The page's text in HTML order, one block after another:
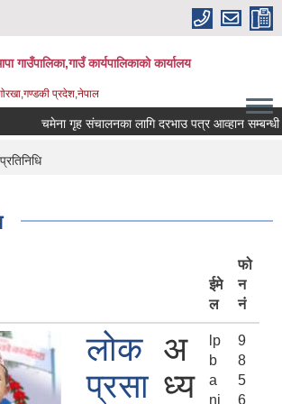
गाउँपालिका,गाउँ कार्यपालिकाकाे कार्यालय
प्रदेश,नेपाल
चमेना गृह संचालनका लागि दरभाउ पत्र आव्हान सम्बन्धी
ईमे
ल
फो
न
नं
लोक
प्रसा
अ
ध्य
lp
b
a
nj
9
8
5
6